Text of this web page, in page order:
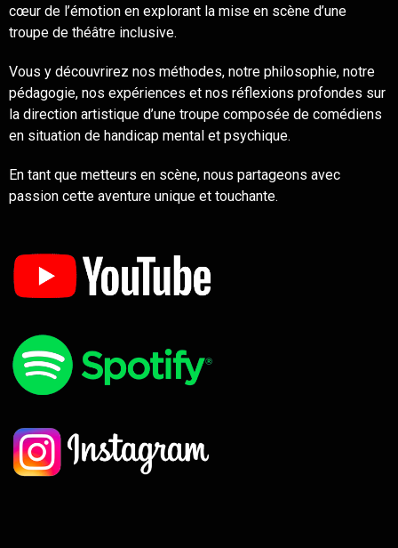
cœur de l’émotion en explorant la mise en scène d’une
troupe de théâtre inclusive.
Vous y découvrirez nos méthodes, notre philosophie, notre
pédagogie, nos expériences et nos réflexions profondes sur
la direction artistique d’une troupe composée de comédiens
en situation de handicap mental et psychique.
En tant que metteurs en scène, nous partageons avec
passion cette aventure unique et touchante.